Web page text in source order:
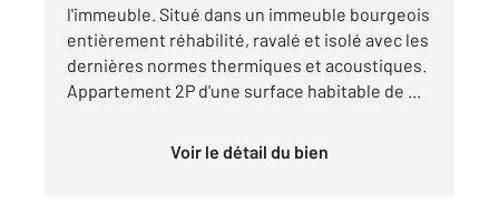
l'immeuble. Situé dans un immeuble bourgeois
entièrement réhabilité, ravalé et isolé avec les
dernières normes thermiques et acoustiques.
Appartement 2P d'une surface habitable de ...
Voir le détail du bien